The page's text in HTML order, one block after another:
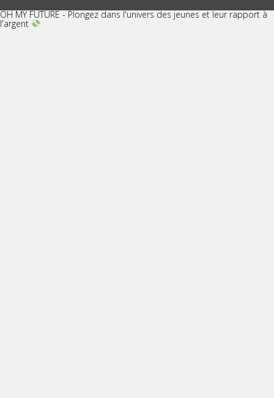
OH MY FUTURE - Plongez dans l'univers des jeunes et leur rapport à
l'argent